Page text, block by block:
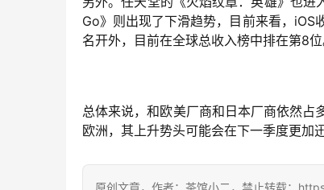
Go》则出现了下滑趋势，目前来看，
名开外，目前在全球总收入榜中排在第8位
总体来说，和欧美厂商和日本厂商依然
欧洲，其上升势头可能会在下一季度更加迅